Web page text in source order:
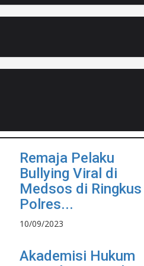
Remaja Pelaku
Bullying Viral di
Medsos di Ringkus
Polres...
10/09/2023
Akademisi Hukum